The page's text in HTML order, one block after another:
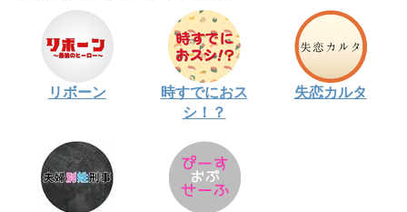
リボーン
時すでにおス
シ！？
失恋カルタ